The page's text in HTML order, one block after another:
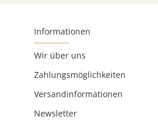
Informationen
Wir über uns
Zahlungsmöglichkeiten
Versandinformationen
Newsletter